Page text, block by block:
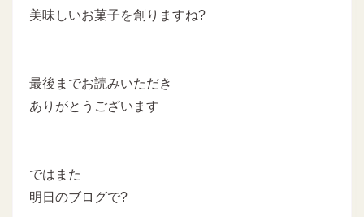
美味しいお菓子を創りますね?
最後までお読みいただき
ありがとうございます
ではまた
明日のブログで?